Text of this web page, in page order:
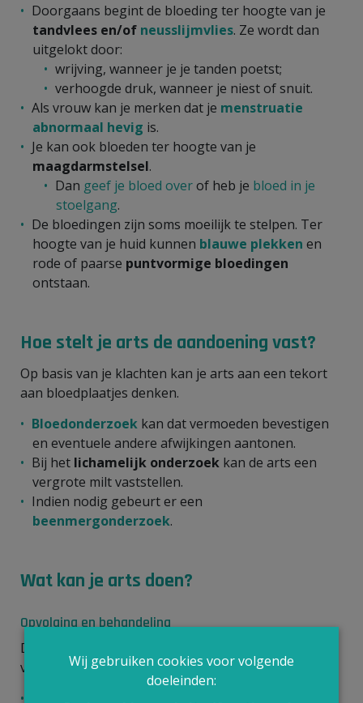
Doorgaans begint de bloeding ter hoogte van je
tandvlees en/of neusslijmvlies. Ze wordt dan
uitgelokt door:
wrijving, wanneer je je tanden poetst;
verhoogde druk, wanneer je niest of snuit.
Als vrouw kan je merken dat je menstruatie
abnormaal hevig is.
Je kan ook bloeden ter hoogte van je
maagdarmstelsel.
Dan geef je bloed overof heb je bloed in je
stoelgang.
De bloedingen zijn soms moeilijk te stelpen. Ter
hoogte van je huid kunnen blauwe plekken en
rode of paarse puntvormige bloedingen
ontstaan.
Hoe stelt je arts de aandoening vast?
Op basis van je klachten kan je arts aan een tekort
aan bloedplaatjes denken.
Bloedonderzoek kan dat vermoeden bevestigen
en eventuele andere afwijkingen aantonen.
Bij het lichamelijk onderzoek kan de arts een
vergrote milt vaststellen.
Indien nodig gebeurt er een
beenmergonderzoek.
Wat kan je arts doen?
Opvolging en behandeling
De verdere opvolging en behandeling hangen af
van:
Wij gebruiken cookies voor volgende
doeleinden: